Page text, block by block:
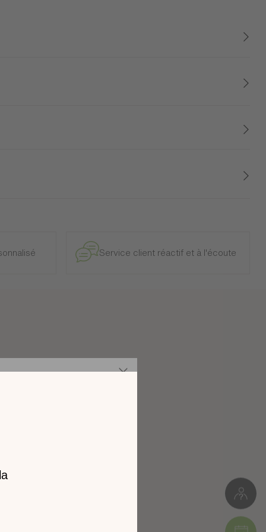
finitions est saisissant. Elle décorera habilement votre
L. 108cm * H.22cm * P.23cm
Colis 1 : 23 x 6 x 115 cm (7kg)
et intérieur, à l’exclusion des modèles d’exposition.
Service client réactif et à l'écoute